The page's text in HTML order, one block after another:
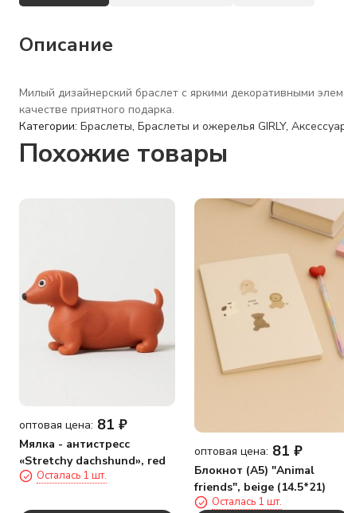
Описание
Милый дизайнерский браслет с яркими декоративными
качестве приятного подарка.
Категории: Браслеты, Браслеты и ожерелья GIRLY,
Похожие товары
оптовая цена: 81 ₽
Мялка - антистресс
«Stretchy dachshund», red
Осталась 1 шт.
оптовая цена: 81 ₽
Блокнот (А5) "Animal
friends", beige (14.5*21)
Осталась 1 шт.